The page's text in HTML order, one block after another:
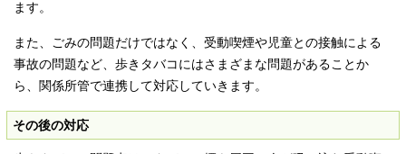
ます。
また、ごみの問題だけではなく、受動喫煙や児童との接触による
事故の問題など、歩きタバコにはさまざまな問題があることか
ら、関係所管で連携して対応していきます。
その後の対応